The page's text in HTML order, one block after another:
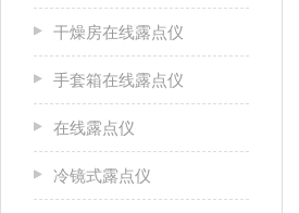
干燥房在线露点仪
手套箱在线露点仪
在线露点仪
冷镜式露点仪